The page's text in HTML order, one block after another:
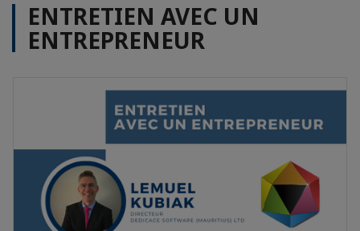
ENTRETIEN AVEC UN
ENTREPRENEUR